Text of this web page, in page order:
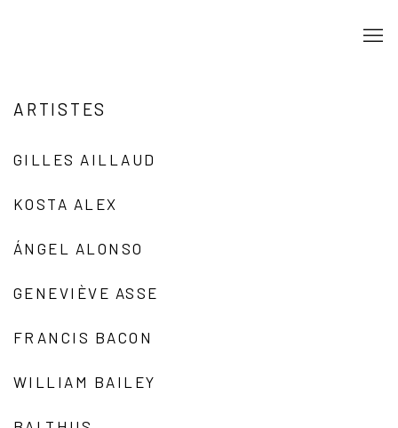
ARTISTES
GILLES AILLAUD
KOSTA ALEX
ÁNGEL ALONSO
GENEVIÈVE ASSE
FRANCIS BACON
WILLIAM BAILEY